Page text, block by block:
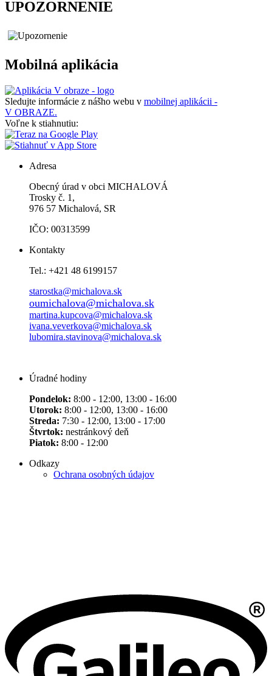
UPOZORNENIE
Mobilná aplikácia
Sledujte informácie z nášho webu v mobilnej aplikácii -
V OBRAZE.
Voľne k stiahnutiu:
Adresa
Obecný úrad v obci MICHALOVÁ
Trosky č. 1,
976 57 Michalová, SR
IČO: 00313599
Kontakty
Tel.: +421 48 6199157
starostka@michalova.sk
oumichalova@michalova.sk
martina.kupcova@michalova.sk
ivana.veverkova@michalova.sk
lubomira.stavinova@michalova.sk
Úradné hodiny
Pondelok: 8:00 - 12:00, 13:00 - 16:00
Utorok: 8:00 - 12:00, 13:00 - 16:00
Streda: 7:30 - 12:00, 13:00 - 17:00
Štvrtok: nestránkový deň
Piatok: 8:00 - 12:00
Odkazy
Ochrana osobných údajov